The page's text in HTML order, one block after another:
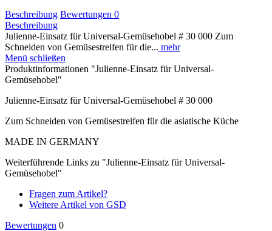
Beschreibung Bewertungen 0
Beschreibung
Julienne-Einsatz für Universal-Gemüsehobel # 30 000 Zum
Schneiden von Gemüsestreifen für die... mehr
Menü schließen
Produktinformationen "Julienne-Einsatz für Universal-
Gemüsehobel"
Julienne-Einsatz für Universal-Gemüsehobel # 30 000
Zum Schneiden von Gemüsestreifen für die asiatische Küche
MADE IN GERMANY
Weiterführende Links zu "Julienne-Einsatz für Universal-
Gemüsehobel"
Fragen zum Artikel?
Weitere Artikel von GSD
Bewertungen 0